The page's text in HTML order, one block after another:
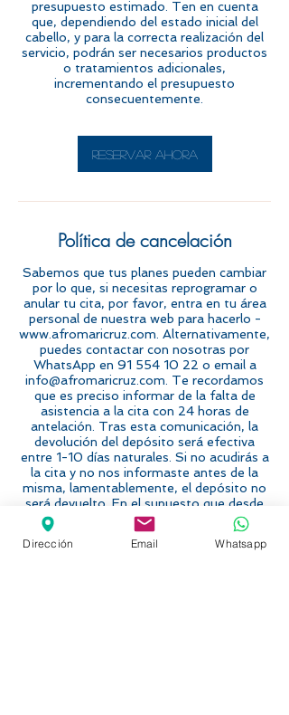
presupuesto estimado. Ten en cuenta
que, dependiendo del estado inicial del
cabello, y para la correcta realización del
servicio, podrán ser necesarios productos
o tratamientos adicionales,
incrementando el presupuesto
consecuentemente.
Reservar ahora
Política de cancelación
Sabemos que tus planes pueden cambiar
por lo que, si necesitas reprogramar o
anular tu cita, por favor, entra en tu área
personal de nuestra web para hacerlo -
www.afromaricruz.com. Alternativamente,
puedes contactar con nosotras por
WhatsApp en 91 554 10 22 o email a
info@afromaricruz.com. Te recordamos
que es preciso informar de la falta de
asistencia a la cita con 24 horas de
antelación. Tras esta comunicación, la
devolución del depósito será efectiva
entre 1-10 días naturales. Si no acudirás a
la cita y no nos informaste antes de la
misma, lamentablemente, el depósito no
será devuelto. En el supuesto que desde
Peluquería Afro Mari Cruz se necesitara
cambiar o anular una cita por cuestiones
operativas, la devolución del depósito
Dirección Email Whatsapp